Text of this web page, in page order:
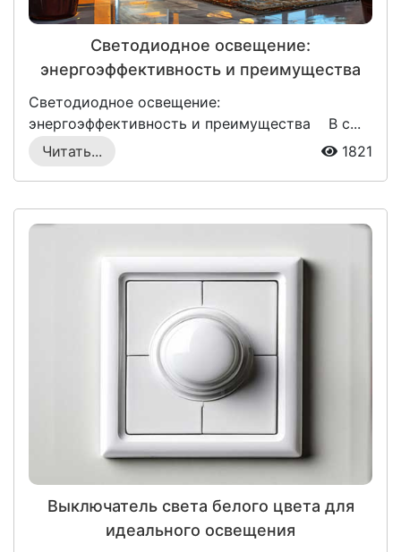
Светодиодное освещение:
энергоэффективность и преимущества
Светодиодное освещение:
энергоэффективность и преимущества В с...
Читать...
1821
Выключатель света белого цвета для
идеального освещения